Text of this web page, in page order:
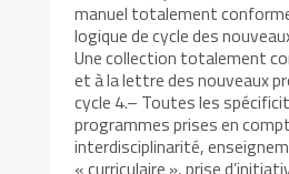
manuel totalement
logique de cycle des
Une collection totalement
et à la lettre des nouveaux
cycle 4.– Toutes les
programmes prises en
interdisciplinarité,